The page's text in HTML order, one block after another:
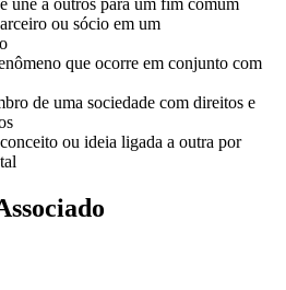
ou sócio em um
que ocorre em conjunto com
de uma sociedade com direitos e
ou ideia ligada a outra por